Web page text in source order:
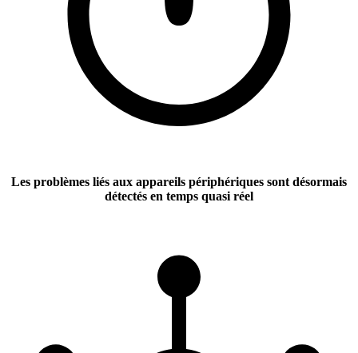
Les problèmes liés aux appareils périphériques sont désormais
détectés en temps quasi réel